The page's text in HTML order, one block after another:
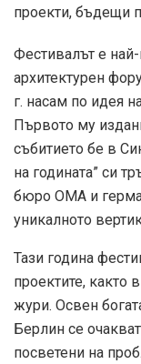
проекти, бъдещи
Фестивалът е
архитектурен
г. насам по идея
Първото му
събитието бе в
на годината” си
бюро ОМА и
уникалното
Тази година
проектите, както
жури. Освен
Берлин се
посветени на